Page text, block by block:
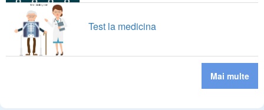
Test la medicina
Mai multe